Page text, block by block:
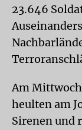
23.646
Am
heulten am
Sirenen und